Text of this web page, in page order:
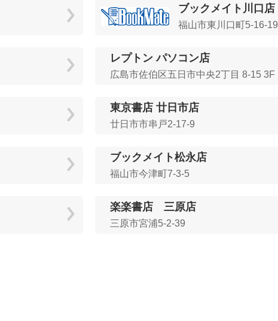
ブックメイト川口店
福山市東川口町5-16-19
レプトン パソコン店
広島市佐伯区五日市中央2丁目 8-15 3F
東京書店 廿日市店
廿日市市串戸2-17-9
ブックメイト松永店
福山市今津町7-3-5
楽楽書店 三原店
三原市宮浦5-2-39